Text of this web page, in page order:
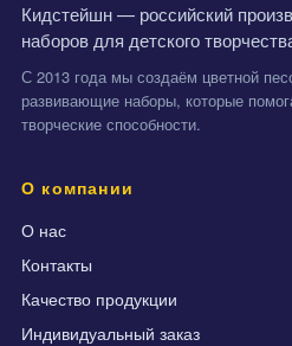
Кидстейшн — российский
наборов для детского
С 2013 года мы создаём цветной
развивающие наборы, которые
творческие способности.
О компании
О нас
Контакты
Качество продукции
Индивидуальный заказ